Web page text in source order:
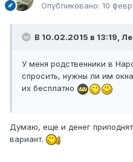
Опубликовано: 10
В 10.02.2015 в 13:19,
У меня родственники в
спросить, нужны ли им
их бесплатно
Думаю, еще и денег
вариант.